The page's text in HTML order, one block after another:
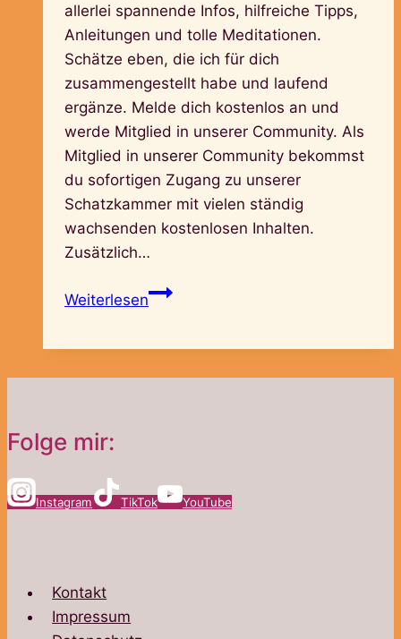
allerlei spannende Infos, hilfreiche Tipps,
Anleitungen und tolle Meditationen.
Schätze eben, die ich für dich
zusammengestellt habe und laufend
ergänze. Melde dich kostenlos an und
werde Mitglied in unserer Community. Als
Mitglied in unserer Community bekommst
du sofortigen Zugang zu unserer
Schatzkammer mit vielen ständig
wachsenden kostenlosen Inhalten.
Zusätzlich…
WeiterlesenWillkommen
Folge mir:
Instagram TikTok YouTube
Kontakt
Impressum